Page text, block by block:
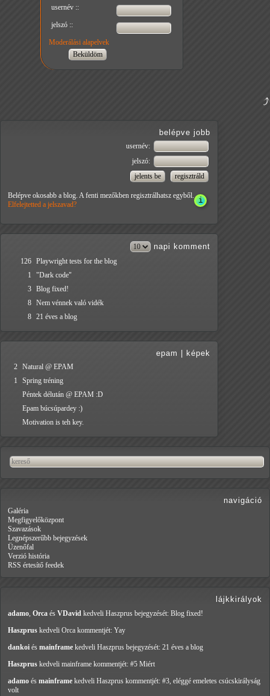
usernév ::
jelszó ::
Moderálási alapelvek
belépve jobb
usernév:
jelszó:
Belépve okosabb a blog. A fenti mezőkben regisztrálhatsz egyből.
Elfelejtetted a jelszavad?
napi komment
126 Playwright tests for the blog
1
"Dark code"
3 Blog fixed!
8 Nem vénnek való vidék
8 21 éves a blog
epam képek
2 Natural @ EPAM
1
Spring tréning
Péntek délután @ EPAM :D
Epam búcsúpardey :)
Motivation is teh key.
navigáció
Galéria
Megfigyelőközpont
Szavazások
Legnépszerűbb bejegyzések
Üzenőfal
Verzió história
RSS értesítő feedek
lájkkirályok
adamo, Orca és VDavid kedveli Haszprus bejegyzését: Blog fixed!
Haszprus kedveli Orca kommentjét: Yay
dankoi és mainframe kedveli Haszprus bejegyzését: 21 éves a blog
Haszprus kedveli mainframe kommentjét: #5 Miért
adamo és mainframe kedveli Haszprus kommentjét: #3, eléggé emeletes csúcskirályság
volt